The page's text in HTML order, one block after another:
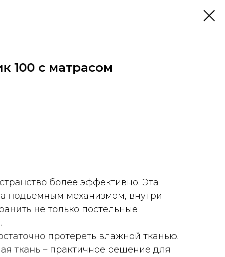
100 с матрасом
более эффективно. Эта
подъемным механизмом, внутри
не только постельные
протереть влажной тканью.
ткань – практичное решение для